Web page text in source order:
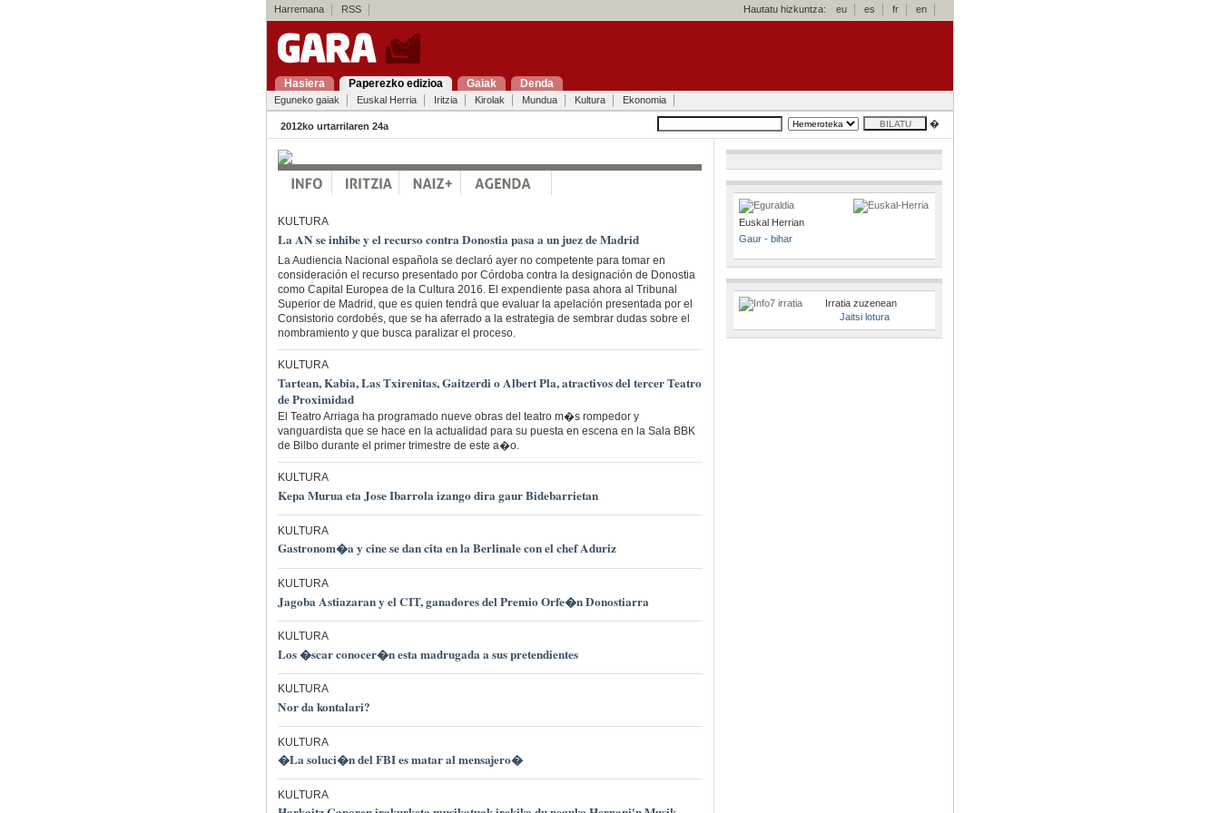
Harremana RSS Hautatu hizkuntza: eu es fr en
Hasiera Paperezko edizioa Gaiak Denda
Eguneko gaiak Euskal Herria Iritzia Kirolak Mundua Kultura Ekonomia
2012ko urtarrilaren 24a �
KULTURA
La AN se inhibe y el recurso contra Donostia pasa a un juez de Madrid
La Audiencia Nacional española se declaró ayer no competente para tomar en
consideración el recurso presentado por Córdoba contra la designación de Donostia
como Capital Europea de la Cultura 2016. El expendiente pasa ahora al Tribunal
Superior de Madrid, que es quien tendrá que evaluar la apelación presentada por el
Consistorio cordobés, que se ha aferrado a la estrategia de sembrar dudas sobre el
nombramiento y que busca paralizar el proceso.
KULTURA
Tartean, Kabia, Las Txirenitas, Gaitzerdi o Albert Pla, atractivos del tercer Teatro
de Proximidad
El Teatro Arriaga ha programado nueve obras del teatro m�s rompedor y
vanguardista que se hace en la actualidad para su puesta en escena en la Sala BBK
de Bilbo durante el primer trimestre de este a�o.
KULTURA
Kepa Murua eta Jose Ibarrola izango dira gaur Bidebarrietan
KULTURA
Gastronom�a y cine se dan cita en la Berlinale con el chef Aduriz
KULTURA
Jagoba Astiazaran y el CIT, ganadores del Premio Orfe�n Donostiarra
KULTURA
Los �scar conocer�n esta madrugada a sus pretendientes
KULTURA
Nor da kontalari?
KULTURA
�La soluci�n del FBI es matar al mensajero�
KULTURA
Euskal Herrian
Gaur - bihar
Irratia zuzenean
Jaitsi lotura